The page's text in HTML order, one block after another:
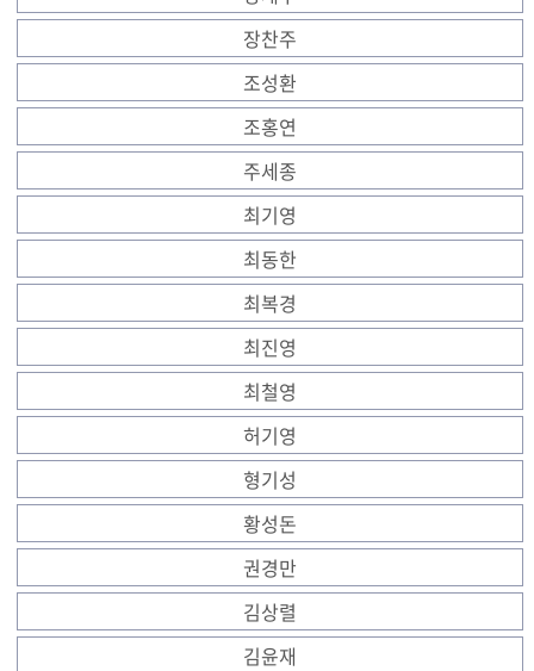
장찬주
조성환
조홍연
주세종
최기영
최동한
최복경
최진영
최철영
허기영
형기성
황성돈
권경만
김상렬
김윤재